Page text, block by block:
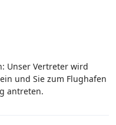
Unser Vertreter wird
und Sie zum Flughafen
antreten.